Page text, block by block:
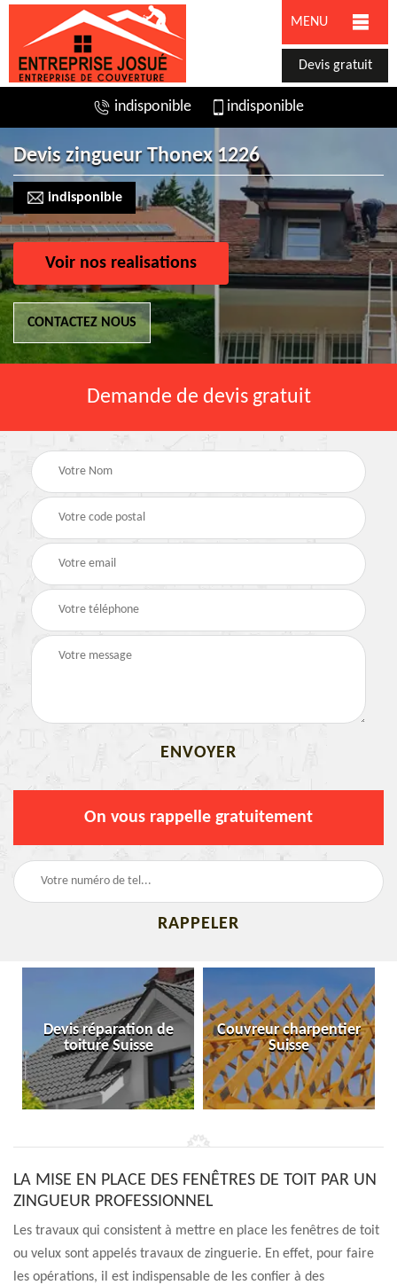
MENU
Devis gratuit
indisponible indisponible
Devis zingueur Thonex 1226
indisponible
Voir nos realisations
CONTACTEZ NOUS
Demande de devis gratuit
On vous rappelle gratuitement
Devis réparation de
toiture Suisse
Couvreur charpentier
Suisse
LA MISE EN PLACE DES FENÊTRES DE TOIT PAR UN
ZINGUEUR PROFESSIONNEL
Les travaux qui consistent à mettre en place les fenêtres de toit
ou velux sont appelés travaux de zinguerie. En effet, pour faire
les opérations, il est indispensable de les confier à des